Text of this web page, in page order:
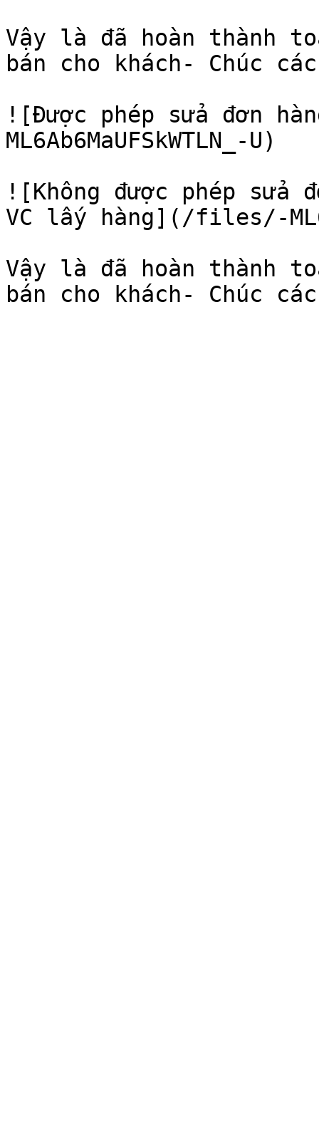
Vậy là đã hoàn thành
bán cho khách- Chúc
![Được phép sửa đơn
ML6Ab6MaUFSkWTLN_-U)
![Không được phép sửa
VC lấy hàng](/files/-
Vậy là đã hoàn thành